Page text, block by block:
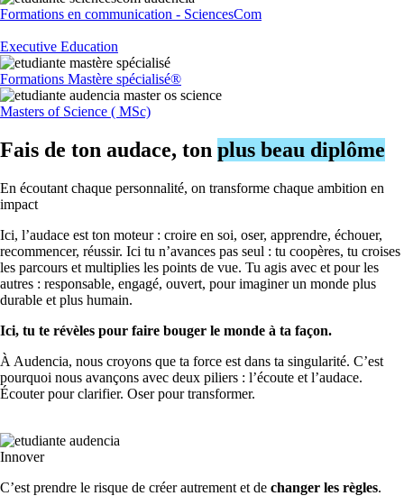
Formations en communication - SciencesCom
Executive Education
Formations Mastère spécialisé®
Masters of Science ( MSc)
Fais de ton audace, ton plus beau diplôme
En écoutant chaque personnalité, on transforme chaque ambition en
impact
Ici, l’audace est ton moteur : croire en soi, oser, apprendre, échouer,
recommencer, réussir. Ici tu n’avances pas seul : tu coopères, tu croises
les parcours et multiplies les points de vue. Tu agis avec et pour les
autres : responsable, engagé, ouvert, pour imaginer un monde plus
durable et plus humain.
Ici, tu te révèles pour faire bouger le monde à ta façon.
À Audencia, nous croyons que ta force est dans ta singularité. C’est
pourquoi nous avançons avec deux piliers : l’écoute et l’audace.
Écouter pour clarifier. Oser pour transformer.
Innover
C’est prendre le risque de créer autrement et de changer les règles.